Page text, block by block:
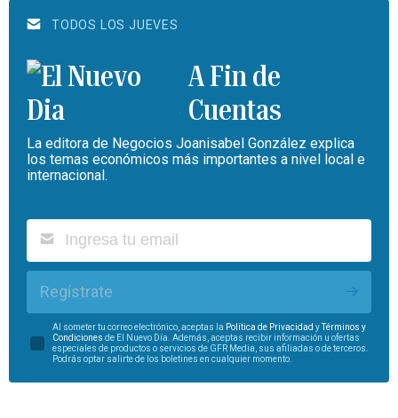
TODOS LOS JUEVES
A Fin de
Cuentas
La editora de Negocios Joanisabel González explica
los temas económicos más importantes a nivel local e
internacional.
Regístrate
Al someter tu correo electrónico, aceptas la Política de Privacidad yTérminos y
Condiciones de El Nuevo Día. Además, aceptas recibir información u ofertas
especiales de productos o servicios de GFR Media, sus afiliadas o de terceros.
Podrás optar salirte de los boletines en cualquier momento.